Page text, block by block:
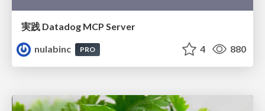
実践 Datadog MCP Server
nulabinc
PRO 4 880